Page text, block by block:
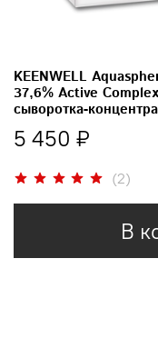
(2)
KEENWELL
37,6% Active
сыворотка-
5 450 ₽
В